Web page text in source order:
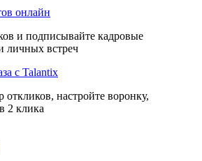
онлайн
и подписывайте кадровые
личных встреч
с Talantix
откликов, настройте воронку,
2 клика